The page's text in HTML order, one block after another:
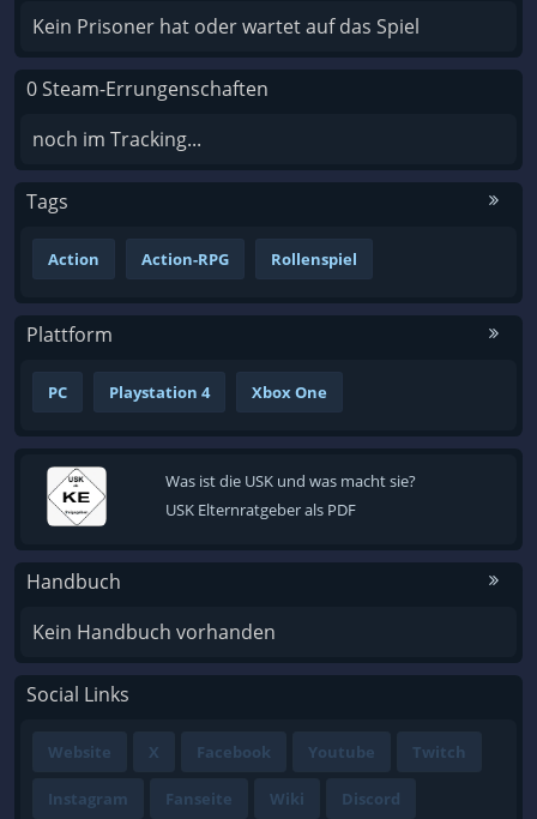
Kein Prisoner hat oder wartet auf das Spiel
0 Steam-Errungenschaften
noch im Tracking...
Tags
Action Action-RPG Rollenspiel
Plattform
PC Playstation 4 Xbox One
Was ist die USK und was macht sie?
USK Elternratgeber als PDF
Handbuch
Kein Handbuch vorhanden
Social Links
Website X Facebook Youtube Twitch
Instagram Fanseite Wiki Discord